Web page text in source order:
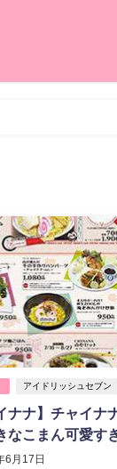
アイドリッシュセブン
ナナ】チャイナ
なこまん可愛す
6月17日